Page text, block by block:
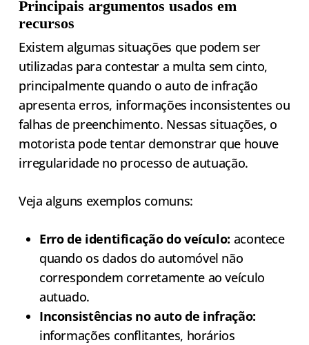
Principais argumentos usados em
recursos
Existem algumas situações que podem ser
utilizadas para contestar a multa sem cinto,
principalmente quando o auto de infração
apresenta erros, informações inconsistentes ou
falhas de preenchimento. Nessas situações, o
motorista pode tentar demonstrar que houve
irregularidade no processo de autuação.
Veja alguns exemplos comuns:
Erro de identificação do veículo: acontece
quando os dados do automóvel não
correspondem corretamente ao veículo
autuado.
Inconsistências no auto de infração:
informações conflitantes, horários